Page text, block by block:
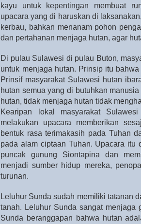
kayu untuk kepentingan membuat
upacara yang di haruskan di
kerbau, bahkan menanam pohon
dan pertahanan menjaga hutan, agar
Di pulau Sulawesi di pulau Buton,
untuk menjaga hutan. Prinsip itu
Prinsif masyarakat Sulawesi hutan
hutan semua yang di butuhkan
hutan, tidak menjaga hutan tidak
Kearipan lokal masyarakat
melakukan upacara memberikan
bentuk rasa terimakasih pada Tuhan
pada alam ciptaan Tuhan. Upacara itu
puncak gunung Siontapina dan
menjadi sumber hidup mereka,
turunan.
Leluhur Sunda sudah memiliki tatanan
tanah. Leluhur Sunda sangat menjaga
Sunda beranggapan bahwa hutan